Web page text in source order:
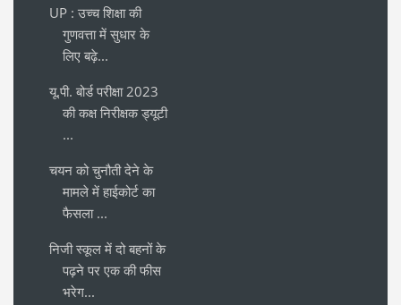
UP : उच्च शिक्षा की
गुणवत्ता में सुधार के
लिए बढ़े...
यू.पी. बोर्ड परीक्षा 2023
की कक्ष निरीक्षक ड्यूटी
...
चयन को चुनौती देने के
मामले में हाईकोर्ट का
फैसला ...
निजी स्कूल में दो बहनों के
पढ़ने पर एक की फीस
भरेग...